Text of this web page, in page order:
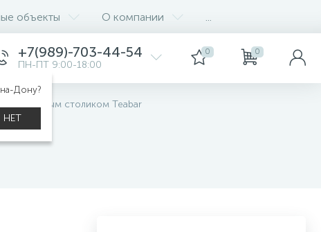
объекты О компании
Дону?
НЕТ
+7(989)-703-44-54
ПН-ПТ 9:00-18:00
0 0
с чайным столиком Teabar